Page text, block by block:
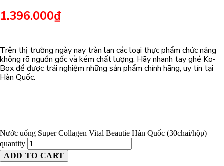
1.396.000₫
Trên thị trường ngày nay tràn lan các loại thực phẩm chức năng
không rõ nguồn gốc và kém chất lượng. Hãy nhanh tay ghé Ko-
Box để được trải nghiệm những sản phẩm chính hãng, uy tín tại
Hàn Quốc.
Nước uống Super Collagen Vital Beautie Hàn Quốc (30chai/hộp)
quantity
ADD TO CART